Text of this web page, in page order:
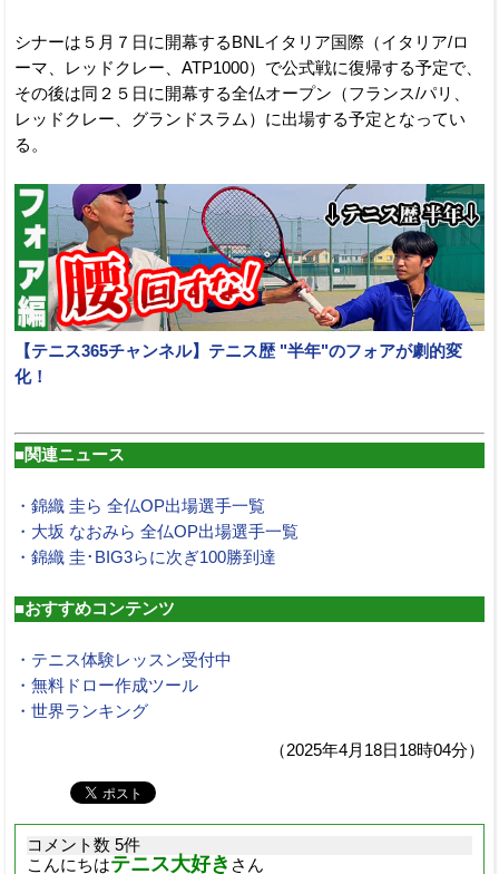
シナーは５月７日に開幕するBNLイタリア国際（イタリア/ロ
ーマ、レッドクレー、ATP1000）で公式戦に復帰する予定で、
その後は同２５日に開幕する全仏オープン（フランス/パリ、
レッドクレー、グランドスラム）に出場する予定となってい
る。
【テニス365チャンネル】テニス歴 "半年"のフォアが劇的変
化！
■関連ニュース
・錦織 圭ら 全仏OP出場選手一覧
・大坂 なおみら 全仏OP出場選手一覧
・錦織 圭･BIG3らに次ぎ100勝到達
■おすすめコンテンツ
・テニス体験レッスン受付中
・無料ドロー作成ツール
・世界ランキング
（2025年4月18日18時04分）
コメント数 5件
こんにちはテニス大好き さん